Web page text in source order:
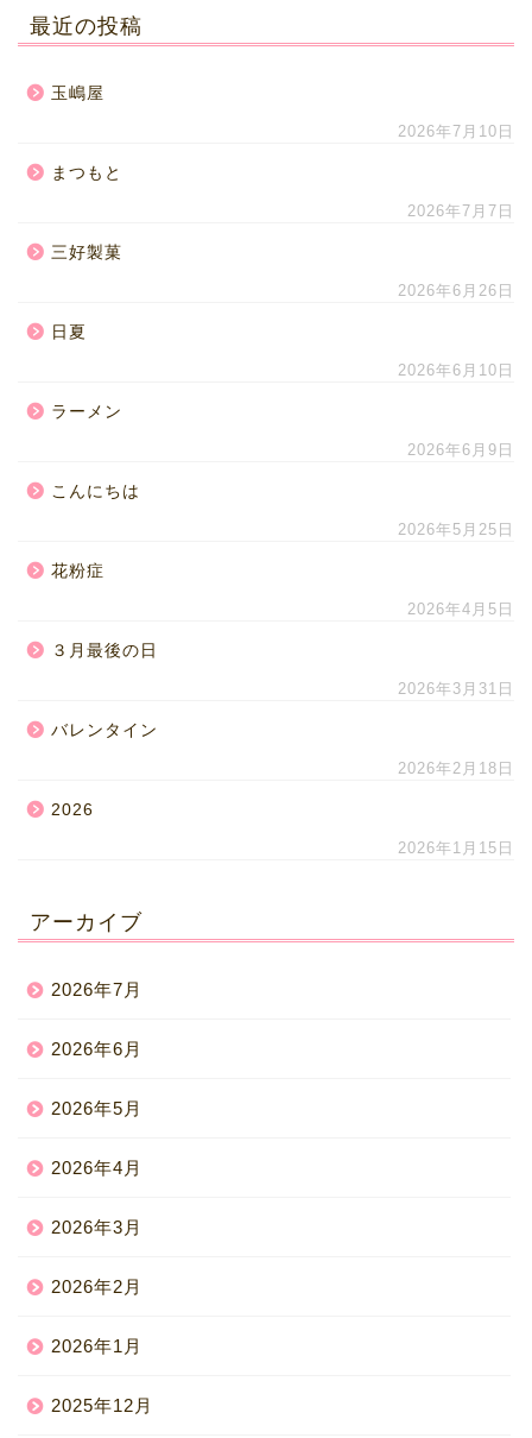
最近の投稿
玉嶋屋
2026年7月10日
まつもと
2026年7月7日
三好製菓
2026年6月26日
日夏
2026年6月10日
ラーメン
2026年6月9日
こんにちは
2026年5月25日
花粉症
2026年4月5日
３月最後の日
2026年3月31日
バレンタイン
2026年2月18日
2026
2026年1月15日
アーカイブ
2026年7月
2026年6月
2026年5月
2026年4月
2026年3月
2026年2月
2026年1月
2025年12月